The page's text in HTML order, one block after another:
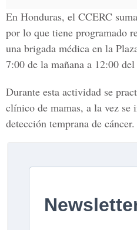
En Honduras, el CCERC
por lo que tiene programado
una brigada médica en la
7:00 de la mañana a 12:00
Durante esta actividad se
clínico de mamas, a la vez se
detección temprana de cáncer.